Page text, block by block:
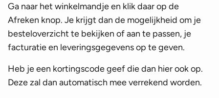
Ga naar het winkelmandje en klik daar op de
Afreken knop. Je krijgt dan de mogelijkheid om je
besteloverzicht te bekijken of aan te passen, je
facturatie en leveringsgegevens op te geven.
Heb je een kortingscode geef die dan hier ook op.
Deze zal dan automatisch mee verrekend worden.